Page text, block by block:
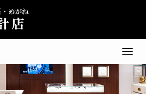
メ
ニ
ュ
ー